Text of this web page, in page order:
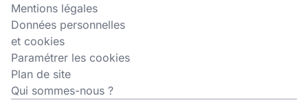
Mentions légales
Données personnelles
et cookies
Paramétrer les cookies
Plan de site
Qui sommes-nous ?